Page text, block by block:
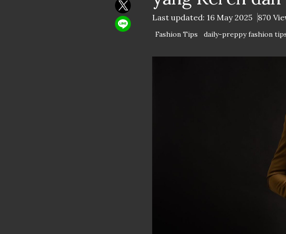
Last updated: 16 May 2025 870
Fashion Tips daily-preppy fashion